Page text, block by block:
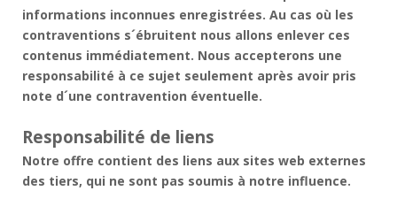
informations inconnues enregistrées. Au cas où les
contraventions s´ébruitent nous allons enlever ces
contenus immédiatement. Nous accepterons une
responsabilité à ce sujet seulement après avoir pris
note d´une contravention éventuelle.
Responsabilité de liens
Notre offre contient des liens aux sites web externes
des tiers, qui ne sont pas soumis à notre influence.